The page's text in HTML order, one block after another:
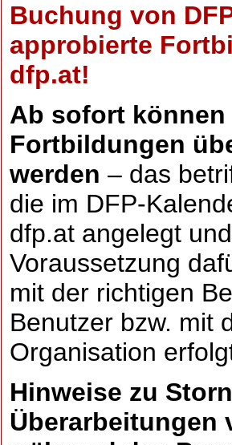
Buchung von
approbierte
dfp.at!
Ab sofort können
Fortbildungen
werden – das
die im DFP-
dfp.at angelegt
Voraussetzung
mit der richtigen
Benutzer bzw. mit
Organisation
Hinweise zu
Überarbeitungen